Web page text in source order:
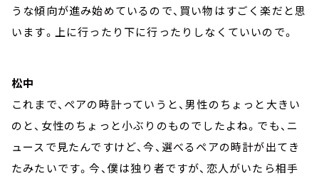
うな傾向が進み始めているので、買い物はすごく楽だと思
います。上に行ったり下に行ったりしなくていいので。
松中
これまで、ペアの時計っていうと、男性のちょっと大きい
のと、女性のちょっと小ぶりのものでしたよね。でも、ニ
ュースで見たんですけど、今、選べるペアの時計が出てき
たみたいです。今、僕は独り者ですが、恋人がいたら相手